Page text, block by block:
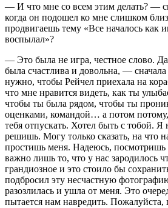
— И что мне со всем этим делать? —
когда он подошел ко мне слишком
продвигаешь тему «Все началось как
воспылал»?
— Это была не игра, честное слово.
была счастлива и довольна, —
нужно, чтобы Рейчел приехала на
что мне нравится видеть, как ты
чтобы ты была рядом, чтобы ты
оценками, командой… а потом потому,
тебя отпускать. Хотел быть с тобой.
решишь. Могу только сказать, на что
простишь меня. Надеюсь,
важно лишь то, что у нас зародилось
грандиозное и это стоило бы
подбросил эту несчастную
разозлилась и ушла от меня. Это
пытается нам навредить.